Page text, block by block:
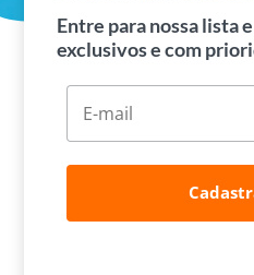
Entre para nossa lista
exclusivos e com